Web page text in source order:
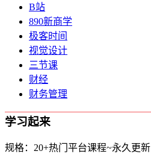
B站
890新商学
极客时间
视觉设计
三节课
财经
财务管理
学习起来
规格：20+热门平台课程~永久更新